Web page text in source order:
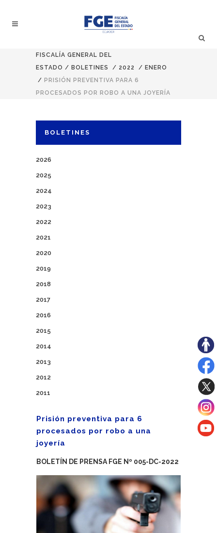
FISCALÍA GENERAL DEL
ESTADO / BOLETINES / 2022 / ENERO
/ PRISIÓN PREVENTIVA PARA 6
PROCESADOS POR ROBO A UNA JOYERÍA
BOLETINES
2026
2025
2024
2023
2022
2021
2020
2019
2018
2017
2016
2015
2014
2013
2012
2011
Prisión preventiva para 6
procesados por robo a una
joyería
BOLETÍN DE PRENSA FGE Nº 005-DC-2022